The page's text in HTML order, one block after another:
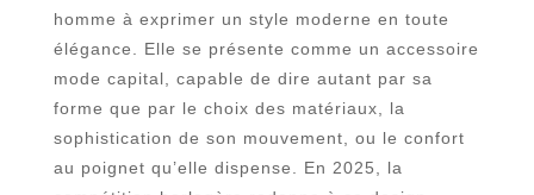
homme à exprimer un style moderne en toute
élégance. Elle se présente comme un accessoire
mode capital, capable de dire autant par sa
forme que par le choix des matériaux, la
sophistication de son mouvement, ou le confort
au poignet qu’elle dispense. En 2025, la